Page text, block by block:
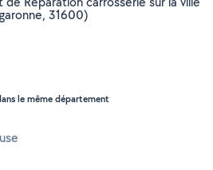
31600)
le même département